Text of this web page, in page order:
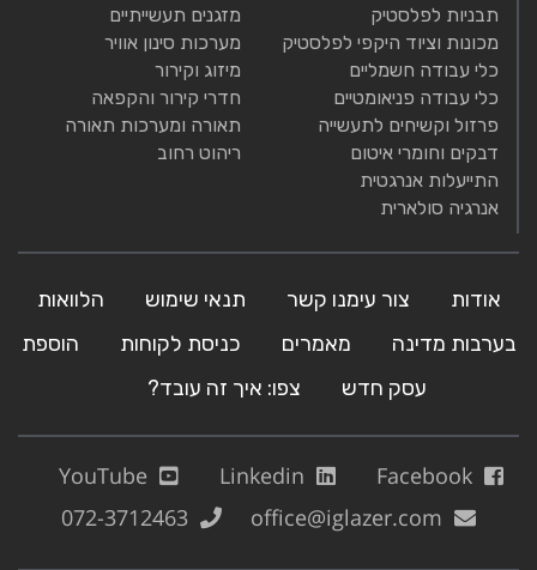
תבניות לפלסטיק
מכונות וציוד היקפי לפלסטיק
כלי עבודה חשמליים
כלי עבודה פניאומטיים
פרזול וקשיחים לתעשייה
דבקים וחומרי איטום
התייעלות אנרגטית
אנרגיה סולארית
מזגנים תעשייתיים
מערכות סינון אוויר
מיזוג וקירור
חדרי קירור והקפאה
תאורה ומערכות תאורה
ריהוט רחוב
אודות צור עימנו קשר תנאי שימוש
הלוואות
בערבות מדינה
מאמרים כניסת לקוחות
הוספת
עסק חדש
צפו: איך זה עובד?
Facebook